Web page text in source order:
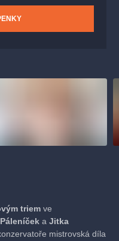
triem ve
a Jitka
mistrovská díla